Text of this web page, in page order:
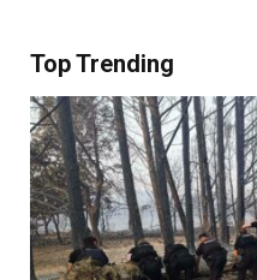
Top Trending